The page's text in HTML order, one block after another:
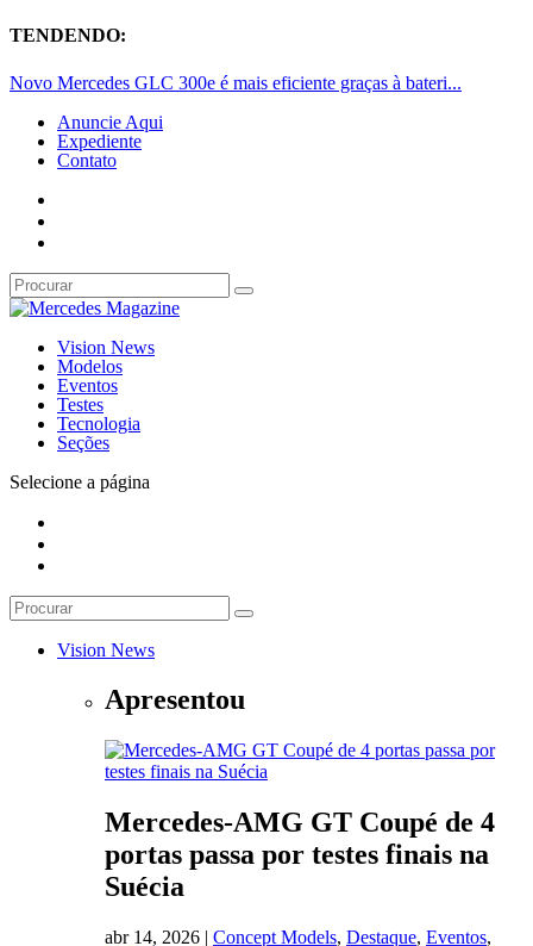
TENDENDO:
Novo Mercedes GLC 300e é mais eficiente graças à bateri...
Anuncie Aqui
Expediente
Contato
Vision News
Modelos
Eventos
Testes
Tecnologia
Seções
Selecione a página
Vision News
Apresentou
Mercedes-AMG GT Coupé de 4
portas passa por testes finais na
Suécia
abr 14, 2026 | Concept Models, Destaque, Eventos,